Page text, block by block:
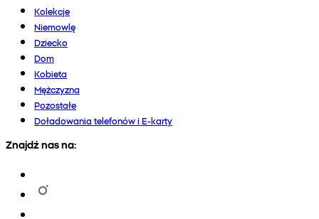
Kolekcje
Niemowlę
Dziecko
Dom
Kobieta
Mężczyzna
Pozostałe
Doładowania telefonów i E-karty
Znajdź nas na: